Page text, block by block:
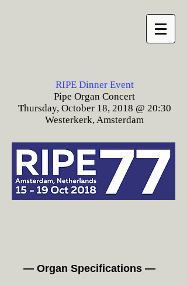
RIPE Dinner Event
Pipe Organ Concert
Thursday, October 18, 2018 @ 20:30
Westerkerk, Amsterdam
— Organ Specifications —